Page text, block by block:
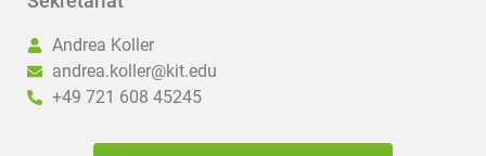
Andrea Koller
andrea.koller@kit.edu
+49 721 608 45245